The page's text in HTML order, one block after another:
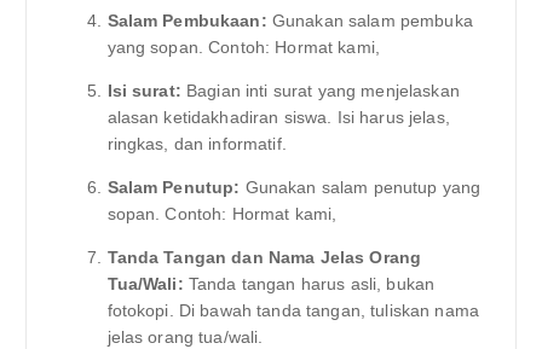
Salam Pembukaan: Gunakan salam pembuka
yang sopan. Contoh: Hormat kami,
Isi surat: Bagian inti surat yang menjelaskan
alasan ketidakhadiran siswa. Isi harus jelas,
ringkas, dan informatif.
Salam Penutup: Gunakan salam penutup yang
sopan. Contoh: Hormat kami,
Tanda Tangan dan Nama Jelas Orang
Tua/Wali: Tanda tangan harus asli, bukan
fotokopi. Di bawah tanda tangan, tuliskan nama
jelas orang tua/wali.